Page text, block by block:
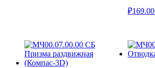
₽169.00